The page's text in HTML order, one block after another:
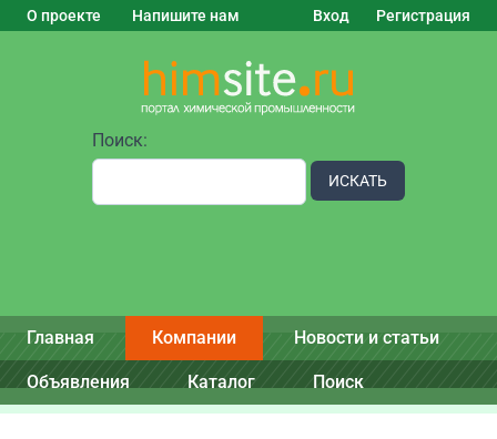
О проекте Напишите нам Вход Регистрация
Поиск:
ИСКАТЬ
Главная Компании Новости и статьи
Объявления Каталог Поиск